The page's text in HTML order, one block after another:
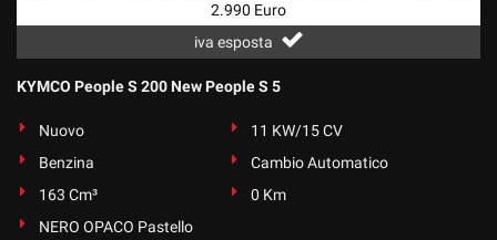
2.990 Euro
iva esposta
KYMCO People S 200 New People S 5
Nuovo
11 KW/15 CV
Benzina
Cambio Automatico
163 Cm³
0 Km
NERO OPACO Pastello